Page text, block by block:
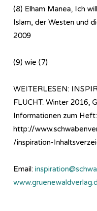
(8) Elham Manea, Ich
Islam, der Westen und
2009
(9) wie (7)
WEITERLESEN:
FLUCHT. Winter 2016,
Informationen zum Heft:
http://
/inspiration-
Email: